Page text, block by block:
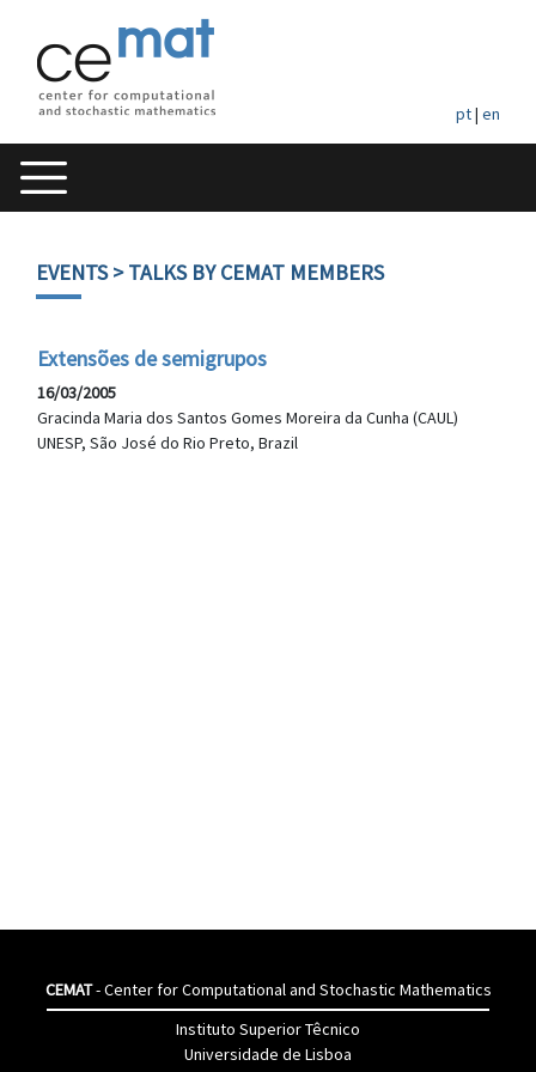
pt| en
EVENTS> TALKS BY CEMAT MEMBERS
Extensões de semigrupos
16/03/2005
Gracinda Maria dos Santos Gomes Moreira da Cunha (CAUL)
UNESP, São José do Rio Preto, Brazil
CEMAT- Center for Computational and Stochastic Mathematics
Instituto Superior Têcnico
Universidade de Lisboa